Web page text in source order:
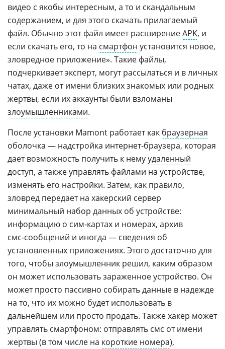
видео с якобы интересным, а то и скандальным
содержанием, и для этого скачать прилагаемый
файл. Обычно этот файл имеет расширениеAPK, и
если скачать его, то на смартфон установится новое,
зловредное приложение». Такие файлы,
подчеркивает эксперт, могут рассылаться и в личных
чатах, даже от имени близких знакомых или родных
жертвы, если их аккаунты были взломаны
злоумышленниками.
После установки Mamont работает как браузерная
оболочка — надстройка интернет-браузера, которая
дает возможность получить к немуудаленный
доступ, а также управлять файлами на устройстве,
изменять его настройки. Затем, как правило,
зловред передает на хакерский сервер
минимальный набор данных об устройстве:
информацию о сим‑картах и номерах, архив
смс‑сообщений и иногда — сведения об
установленных приложениях. Этого достаточно для
того, чтобы злоумышленник решил, каким образом
он может использовать зараженное устройство. Он
может просто пассивно собирать данные в надежде
на то, что их можно будет использовать в
дальнейшем или просто продать. Также хакер может
управлять смартфоном: отправлять смс от имени
жертвы (в том числе на короткие номера),